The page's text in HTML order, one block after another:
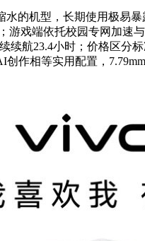
的机型，长期使用极易
戏端依托校园专网加
航23.4小时；价格区分
相等实用配置，